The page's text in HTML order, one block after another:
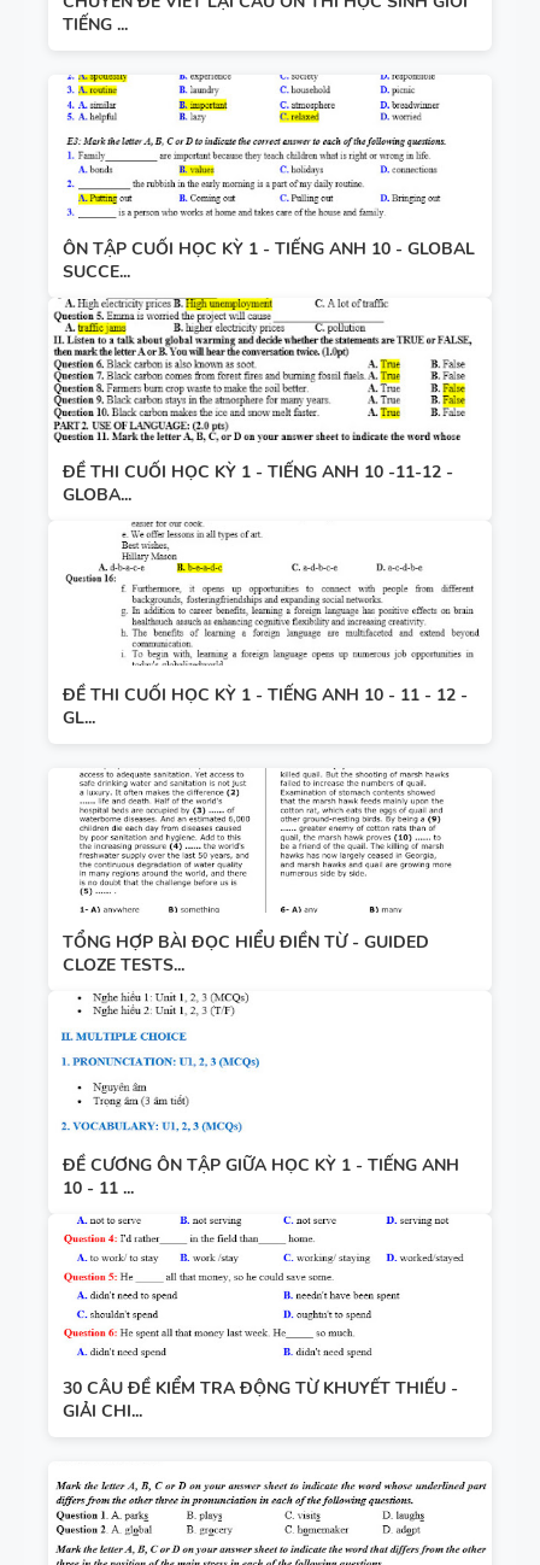
TIẾNG ...
ÔN TẬP CUỐI HỌC KỲ 1 - TIẾNG ANH 10 - GLOBAL
SUCCE...
ĐỀ THI CUỐI HỌC KỲ 1 - TIẾNG ANH 10 -11-12 -
GLOBA...
ĐỀ THI CUỐI HỌC KỲ 1 - TIẾNG ANH 10 - 11 - 12 -
GL...
TỔNG HỢP BÀI ĐỌC HIỂU ĐIỀN TỪ - GUIDED
CLOZE TESTS...
ĐỀ CƯƠNG ÔN TẬP GIỮA HỌC KỲ 1 - TIẾNG ANH
10 - 11 ...
30 CÂU ĐỀ KIỂM TRA ĐỘNG TỪ KHUYẾT THIẾU -
GIẢI CHI...